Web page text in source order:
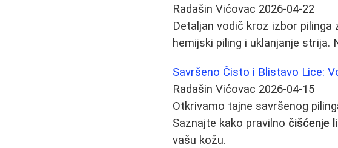
Radašin Vićovac 2026-04-22
Detaljan vodič kroz izbor
hemijski piling i uklanjanje
Savršeno Čisto i Blistavo Lice:
Radašin Vićovac 2026-04-15
Otkrivamo tajne savršenog
Saznajte kako pravilno čišćenje
vašu kožu.